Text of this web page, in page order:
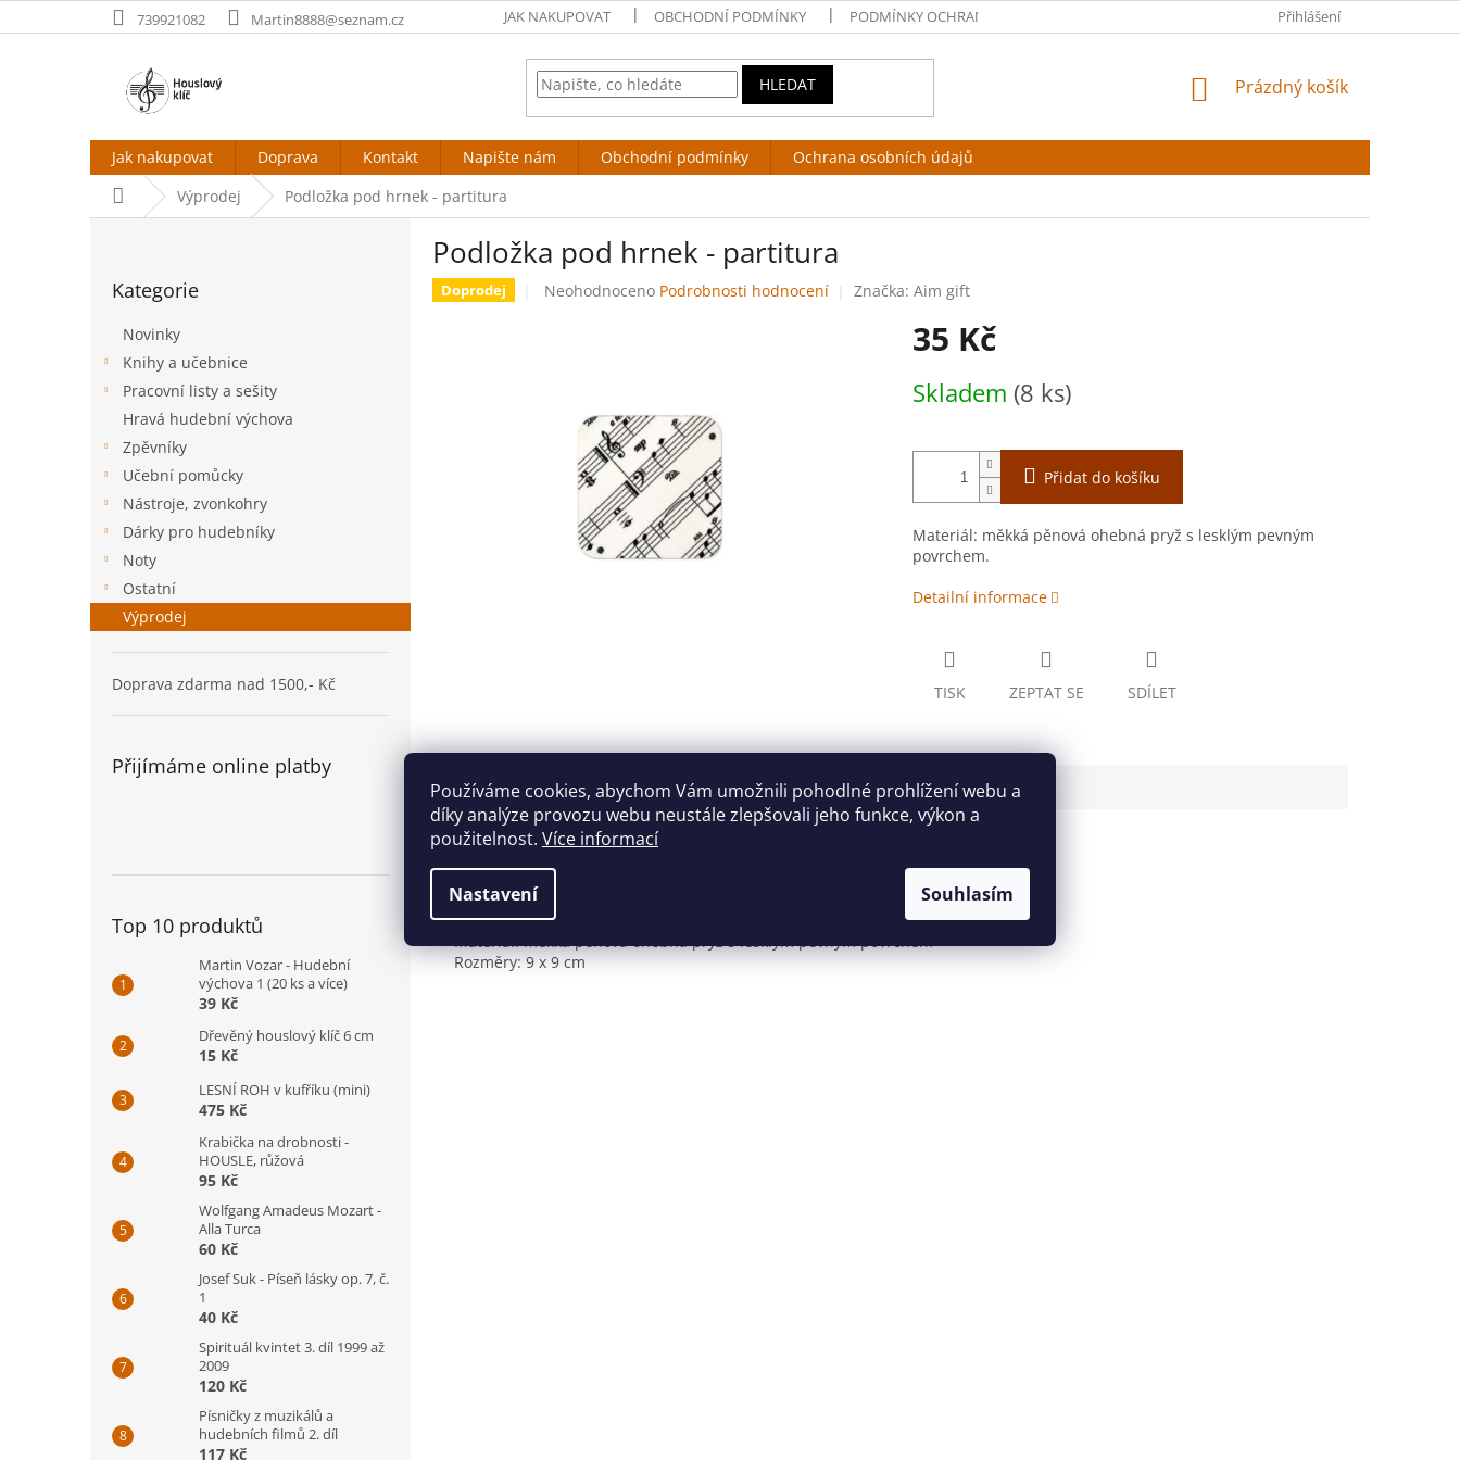
Používáme cookies, abychom Vám umožnili pohodlné prohlížení webu a
díky analýze provozu webu neustále zlepšovali jeho funkce, výkon a
použitelnost. Více informací
Nastavení Souhlasím
na
739921082 Martin8888@seznam.cz JAK NAKUPOVAT OBCHODNÍ PODMÍNKY PODMÍNKY OCHRANY OSOBNÍCH ÚDAJŮ Přihlášení
HLEDAT
NÁKUPNÍ
Prázdný košík
Jak nakupovat Doprava Kontakt Napište nám Obchodní podmínky
Ochrana osobních údajů
Domů Výprodej Podložka pod hrnek - partitura
kategorie
Kategorie
Novinky
Knihy a učebnice
Pracovní listy a sešity
Hravá hudební výchova
Zpěvníky
Učební pomůcky
Nástroje, zvonkohry
Dárky pro hudebníky
Noty
Ostatní
Výprodej
Doprava zdarma nad 1500,- Kč
Přijímáme online platby
Top 10 produktů
Martin Vozar - Hudební
výchova 1 (20 ks a více)
39 Kč
Dřevěný houslový klíč 6 cm
15 Kč
LESNÍ ROH v kufříku (mini)
475 Kč
Krabička na drobnosti -
HOUSLE, růžová
95 Kč
Wolfgang Amadeus Mozart -
Alla Turca
60 Kč
Josef Suk - Píseň lásky op. 7, č.
1
40 Kč
Spirituál kvintet 3. díl 1999 až
2009
120 Kč
Písničky z muzikálů a
hudebních filmů 2. díl
117 Kč
Podložka pod hrnek - partitura
Doprodej
Průměrné
hvězdiček.
Neohodnoceno Podrobnosti hodnocení Značka: Aim gift
35 Kč
cena:
Skladem (8 ks)
Přidat do košíku
Materiál: měkká pěnová ohebná pryž s lesklým pevným
povrchem.
Detailní informace
TISK ZEPTAT SE SDÍLET
Popis Diskuze
Podložka pod hrnek s hudebním motivem.
Materiál: měkká pěnová ohebná pryž s lesklým pevným povrchem
Rozměry: 9 x 9 cm